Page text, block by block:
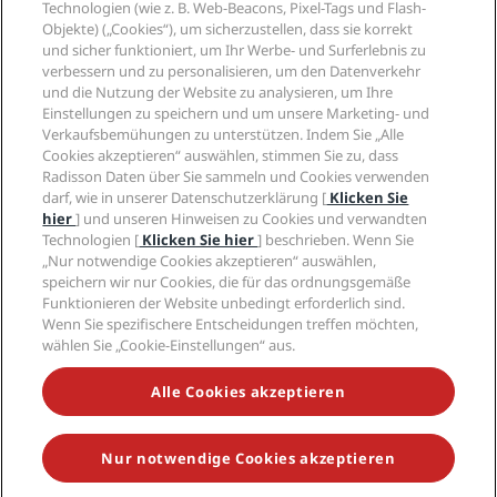
Radisson Hotels APP
„Sports Approved“-Hotels
Familienfreundliche Hotels
Gesundheit & Sicherheit
Radisson Hotel Group
Medien
Karriere RHG
Karriere PPHE
Karrieren EHL
The Club by RHG
Entwicklungsmöglichkeiten
Responsible Business – Unser Engagement
Einkauf
Rechtliches
Privacy Centre
Rechtliche Hinweise
Radisson Rewards Geschäftsbedingungen
Website-Nutzungsvereinbarung
Digitale Barrierefreiheit
Moderne Sklaverei – Erklärung
Hilfe
Verbrauchermeldungen
Kontakt
FAQ
Inhaltsübersicht
Soziale Medien
Marken von Radisson Hotels
VERPASSEN SIE NIEMALS UNSERE BELIEBTESTEN
ANGEBOTE
© 2026 Radisson Hotel Group.Alle Rechte vorbehalten. RHG Radisson
Hotel Group, Radisson, Radisson RED, Radisson Blu, Radisson Collection,
Technologien (wie z. B. Web-Beacons, Pixel-Tags und Flash-
Objekte) („Cookies“), um sicherzustellen, dass sie korrekt
und sicher funktioniert, um Ihr Werbe- und Surferlebnis zu
verbessern und zu personalisieren, um den Datenverkehr
und die Nutzung der Website zu analysieren, um Ihre
Einstellungen zu speichern und um unsere Marketing- und
Verkaufsbemühungen zu unterstützen. Indem Sie „Alle
Cookies akzeptieren“ auswählen, stimmen Sie zu, dass
Radisson Daten über Sie sammeln und Cookies verwenden
darf, wie in unserer Datenschutzerklärung [ Klicken Sie
hier] und unseren Hinweisen zu Cookies und verwandten
Technologien [ Klicken Sie hier] beschrieben. Wenn Sie
„Nur notwendige Cookies akzeptieren“ auswählen,
speichern wir nur Cookies, die für das ordnungsgemäße
Funktionieren der Website unbedingt erforderlich sind.
Wenn Sie spezifischere Entscheidungen treffen möchten,
wählen Sie „Cookie-Einstellungen“ aus.
Alle Cookies akzeptieren
Nur notwendige Cookies akzeptieren